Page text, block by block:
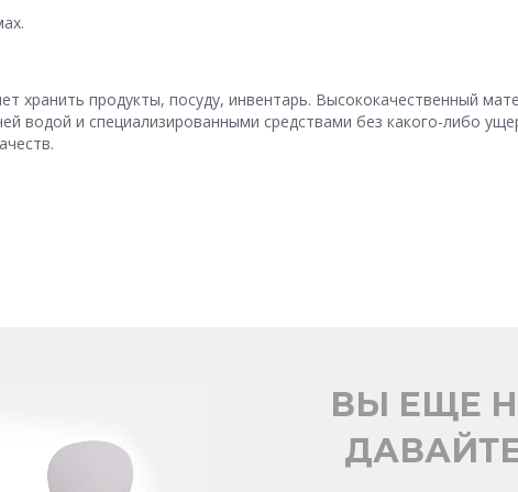
хранить продукты, посуду, инвентарь. Высококачественный
водой и специализированными средствами без какого-либо
ВЫ ЕЩЕ